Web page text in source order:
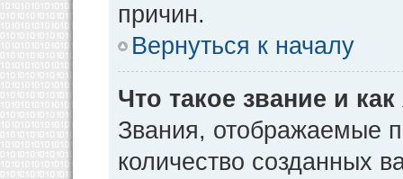
причин.
Вернуться к началу
Что такое звание и
Звания, отображаемые
количество созданных